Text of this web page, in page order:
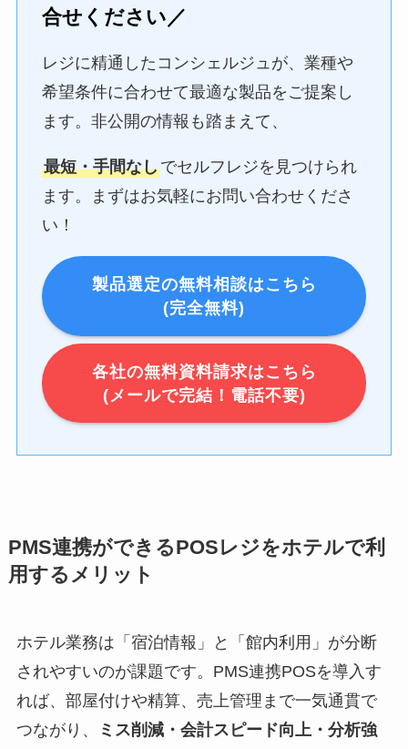
合せください／
レジに精通したコンシェルジュが、業種や
希望条件に合わせて最適な製品をご提案し
ます。非公開の情報も踏まえて、
最短・手間なしでセルフレジを見つけられ
ます。まずはお気軽にお問い合わせくださ
い！
製品選定の無料相談はこちら
(完全無料)
各社の無料資料請求はこちら
(メールで完結！電話不要)
PMS連携ができるPOSレジをホテルで利
用するメリット
ホテル業務は「宿泊情報」と「館内利用」が分断
されやすいのが課題です。PMS連携POSを導入す
れば、部屋付けや精算、売上管理まで一気通貫で
つながり、
ミス削減・会計スピード向上・分析強